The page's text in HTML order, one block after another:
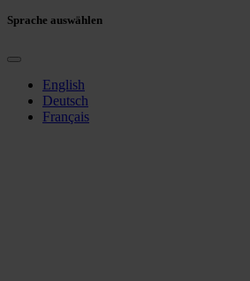
Sprache auswählen
English
Deutsch
Français